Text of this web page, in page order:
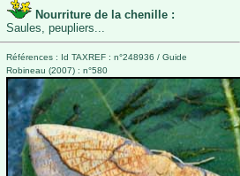
Nourriture de la chenille :
Saules, peupliers...
Références : Id TAXREF : n°248936 / Guide
Robineau (2007) : n°580